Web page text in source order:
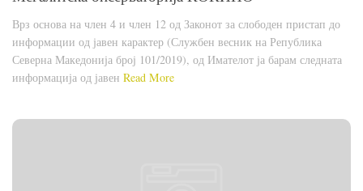
Врз основа на член 4 и член 12 од Законот за слободен пристап до
информации од јавен карактер (Службен весник на Република
Северна Македонија број 101/2019), од Имателот ја барам следната
информација од јавен Read More